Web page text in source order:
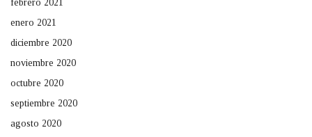
febrero 2021
enero 2021
diciembre 2020
noviembre 2020
octubre 2020
septiembre 2020
agosto 2020